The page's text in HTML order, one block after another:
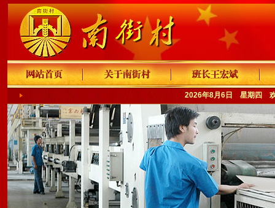
2026年8月6日 星期四